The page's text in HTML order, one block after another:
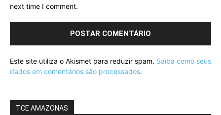
next time I comment.
Este site utiliza o Akismet para reduzir spam. Saiba como seus
dados em comentários são processados.
TCE AMAZONAS